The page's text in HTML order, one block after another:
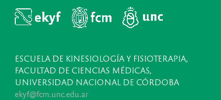
ESCUELA DE KINESIOLOGÍA Y FISIOTERAPIA,
FACULTAD DE CIENCIAS MÉDICAS,
UNIVERSIDAD NACIONAL DE CÓRDOBA
ekyf@fcm.unc.edu.ar